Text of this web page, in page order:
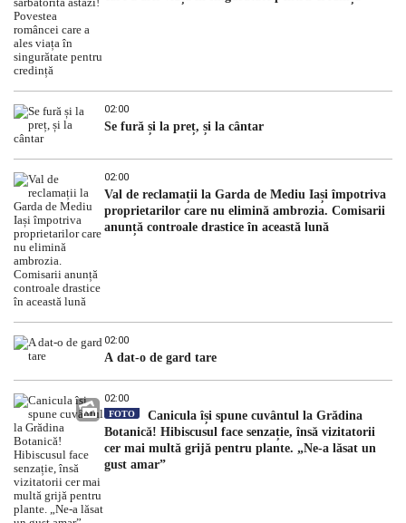
02:00
Se fură și la preț, și la cântar
02:00
Val de reclamații la Garda de Mediu Iași împotriva
proprietarilor care nu elimină ambrozia. Comisarii
anunță controale drastice în această lună
02:00
A dat-o de gard tare
02:00
FOTO
Canicula își spune cuvântul la Grădina
Botanică! Hibiscusul face senzație, însă vizitatorii
cer mai multă grijă pentru plante. „Ne-a lăsat un
gust amar”